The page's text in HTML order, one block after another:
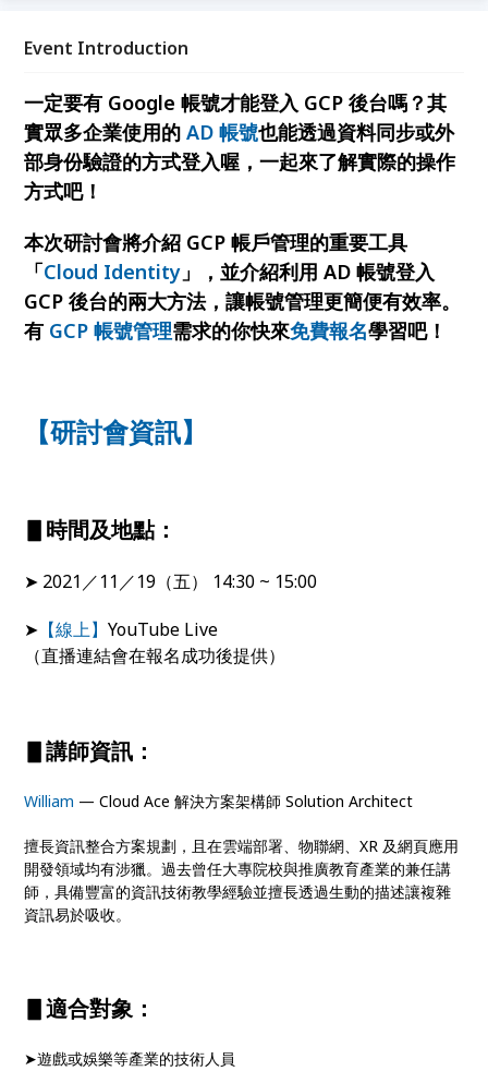
Event Introduction
一定要有 Google 帳號才能登入 GCP 後台嗎？其
實眾多企業使用的AD 帳號也能透過資料同步或外
部身份驗證的方式登入喔，一起來了解實際的操作
方式吧！
本次研討會將介紹 GCP 帳戶管理的重要工具
「Cloud Identity 」，並介紹利用 AD 帳號登入
GCP 後台的兩大方法，讓帳號管理更簡便有效率。
有 GCP 帳號管理需求的你快來免費報名學習吧！
【研討會資訊】
▋時間及地點：
➤ 2021／11／19（五） 14:30 ~ 15:00
➤ 【線上】YouTube Live
（直播連結會在報名成功後提供）
▋講師資訊：
William — Cloud Ace 解決方案架構師 Solution Architect
擅長資訊整合方案規劃，且在雲端部署、物聯網、XR 及網頁應用
開發領域均有涉獵。過去曾任大專院校與推廣教育產業的兼任講
師，具備豐富的資訊技術教學經驗並擅長透過生動的描述讓複雜
資訊易於吸收。
▋適合對象：
➤遊戲或娛樂等產業的技術人員